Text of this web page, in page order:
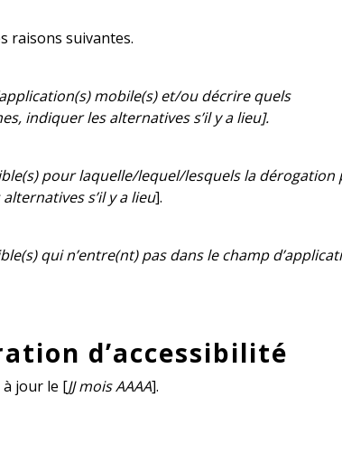
raisons suivantes.
mobile(s) et/ou décrire quels
indiquer les alternatives s’il y a lieu].
pour laquelle/lequel/lesquels la dérogation
s’il y a lieu].
qui n’entre(nt) pas dans le champ
d’accessibilité
à jour le [JJ mois AAAA].